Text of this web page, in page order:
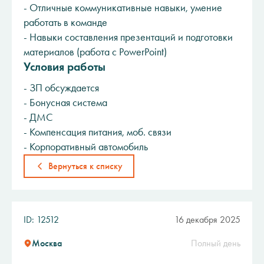
- Отличные коммуникативные навыки, умение
работать в команде
- Навыки составления презентаций и подготовки
материалов (работа с PowerPoint)
Условия работы
- ЗП обсуждается
- Бонусная система
- ДМС
- Компенсация питания, моб. связи
- Корпоративный автомобиль
Вернуться к списку
ID: 12512 16 декабря 2025
Москва Полный день